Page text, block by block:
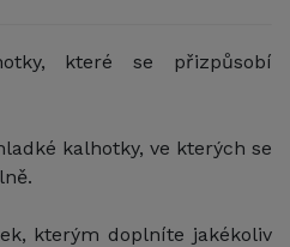
které se přizpůsobí
kalhotky, ve kterých se
kterým doplníte jakékoliv